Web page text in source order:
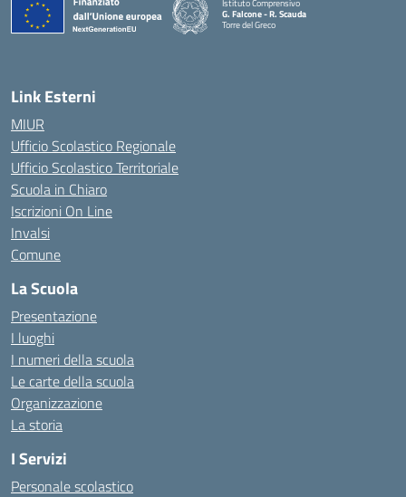
Istituto Comprensivo
G. Falcone - R. Scauda
Torre del Greco
Link Esterni
MIUR
Ufficio Scolastico Regionale
Ufficio Scolastico Territoriale
Scuola in Chiaro
Iscrizioni On Line
Invalsi
Comune
La Scuola
Presentazione
I luoghi
I numeri della scuola
Le carte della scuola
Organizzazione
La storia
I Servizi
Personale scolastico